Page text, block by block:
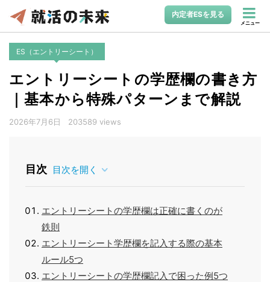
内定者ESを見る
メニュー
ES（エントリーシート）
エントリーシートの学歴欄の書き方
｜基本から特殊パターンまで解説
2026年7月6日 203589 views
目次 目次を開く
エントリーシートの学歴欄は正確に書くのが
鉄則
エントリーシート学歴欄を記入する際の基本
ルール5つ
エントリーシートの学歴欄記入で困った例5つ